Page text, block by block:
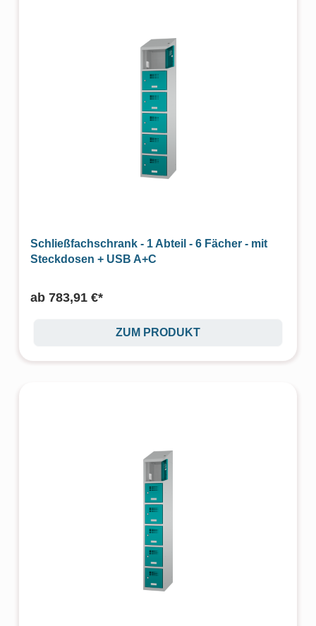
Schließfachschrank - 1 Abteil - 6 Fächer - mit
Steckdosen + USB A+C
ab 783,91 €*
ZUM PRODUKT